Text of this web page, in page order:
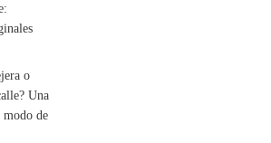
o
Una
modo de